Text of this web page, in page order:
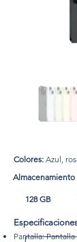
Colores: Azul,
Almacenamiento
128 GB
Pantalla: